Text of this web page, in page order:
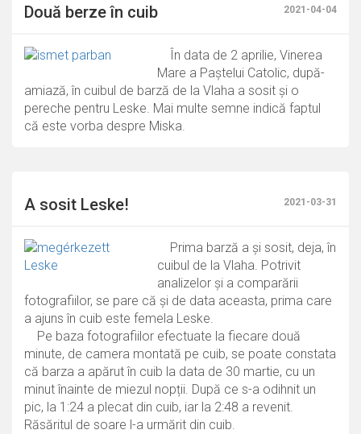
Două berze în cuib 2021-04-04
În data de 2 aprilie, Vinerea
Mare a Paștelui Catolic, după-
amiază, în cuibul de barză de la Vlaha a sosit și o
pereche pentru Leske. Mai multe semne indică faptul
că este vorba despre Miska.
A sosit Leske! 2021-03-31
Prima barză a și sosit, deja, în
cuibul de la Vlaha. Potrivit
analizelor și a comparării
fotografiilor, se pare că și de data aceasta, prima care
a ajuns în cuib este femela Leske.
Pe baza fotografiilor efectuate la fiecare două
minute, de camera montată pe cuib, se poate constata
că barza a apărut în cuib la data de 30 martie, cu un
minut înainte de miezul nopții. După ce s-a odihnit un
pic, la 1:24 a plecat din cuib, iar la 2:48 a revenit.
Răsăritul de soare l-a urmărit din cuib.